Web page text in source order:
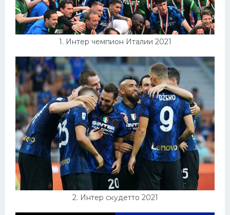
1. Интер чемпион Италии 2021
2. Интер скудетто 2021
Футбол
Баскетбол
Велогонки
Конькобежный спорт
Тренажеры
Интерьеры квартир